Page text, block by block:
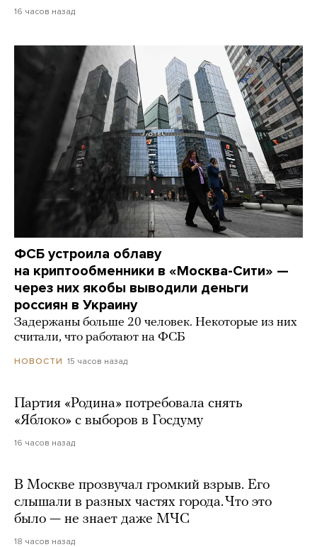
16 часов назад
ФСБ устроила облаву
на криптообменники в «Москва-Сити» —
через них якобы выводили деньги
россиян в Украину
Задержаны больше 20 человек. Некоторые из них
считали, что работают на ФСБ
НОВОСТИ 15 часов назад
Партия «Родина» потребовала снять
«Яблоко» с выборов в Госдуму
16 часов назад
В Москве прозвучал громкий взрыв. Его
слышали в разных частях города. Что это
было — не знает даже МЧС
18 часов назад